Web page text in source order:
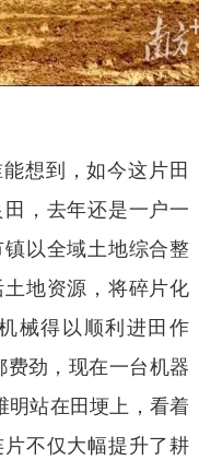
想到，如今这片田
，去年还是一户一
以全域土地综合整
土地资源，将碎片化
械得以顺利进田作
费劲，现在一台机器
明站在田埂上，看着
不仅大幅提升了耕